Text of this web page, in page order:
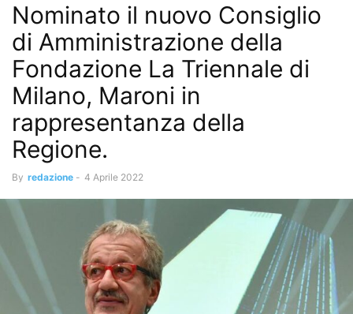
Nominato il nuovo Consiglio
di Amministrazione della
Fondazione La Triennale di
Milano, Maroni in
rappresentanza della
Regione.
By redazione - 4 Aprile 2022